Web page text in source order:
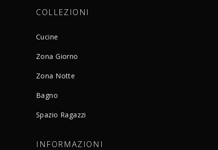
COLLEZIONI
Cucine
Zona Giorno
Zona Notte
Bagno
Spazio Ragazzi
INFORMAZIONI